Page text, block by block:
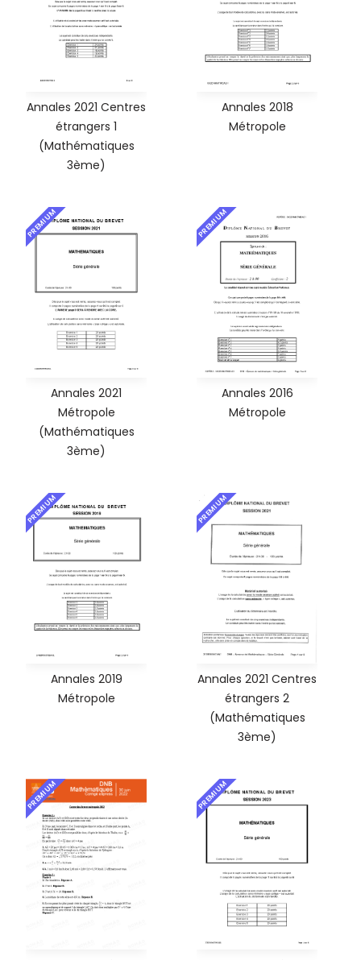
Annales 2021 Centres
étrangers 1
(Mathématiques
3ème)
Annales 2018
Métropole
PREMIUM
Annales 2021
Métropole
(Mathématiques
3ème)
PREMIUM
Annales 2016
Métropole
PREMIUM
Annales 2019
Métropole
PREMIUM
Annales 2021 Centres
étrangers 2
(Mathématiques
3ème)
PREMIUM PREMIUM